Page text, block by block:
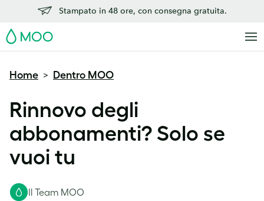
Stampato in 48 ore, con consegna gratuita.
MOO
Home > Dentro MOO
Rinnovo degli
abbonamenti? Solo se
vuoi tu
Il Team MOO